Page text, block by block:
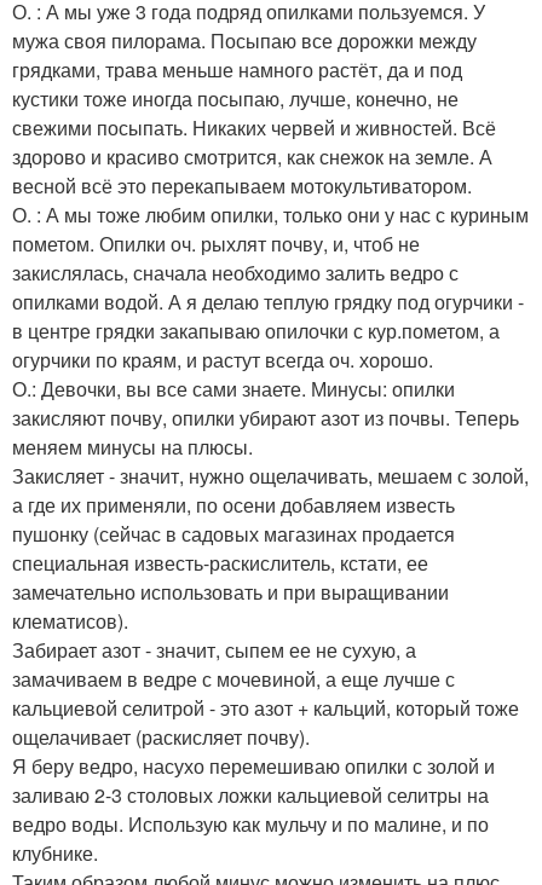
О. : А мы уже 3 года подряд опилками пользуемся. У
мужа своя пилорама. Посыпаю все дорожки между
грядками, трава меньше намного растёт, да и под
кустики тоже иногда посыпаю, лучше, конечно, не
свежими посыпать. Никаких червей и живностей. Всё
здорово и красиво смотрится, как снежок на земле. А
весной всё это перекапываем мотокультиватором.
О. : А мы тоже любим опилки, только они у нас с куриным
пометом. Опилки оч. рыхлят почву, и, чтоб не
закислялась, сначала необходимо залить ведро с
опилками водой. А я делаю теплую грядку под огурчики -
в центре грядки закапываю опилочки с кур.пометом, а
огурчики по краям, и растут всегда оч. хорошо.
О.: Девочки, вы все сами знаете. Минусы: опилки
закисляют почву, опилки убирают азот из почвы. Теперь
меняем минусы на плюсы.
Закисляет - значит, нужно ощелачивать, мешаем с золой,
а где их применяли, по осени добавляем известь
пушонку (сейчас в садовых магазинах продается
специальная известь-раскислитель, кстати, ее
замечательно использовать и при выращивании
клематисов).
Забирает азот - значит, сыпем ее не сухую, а
замачиваем в ведре с мочевиной, а еще лучше с
кальциевой селитрой - это азот + кальций, который тоже
ощелачивает (раскисляет почву).
Я беру ведро, насухо перемешиваю опилки с золой и
заливаю 2-3 столовых ложки кальциевой селитры на
ведро воды. Использую как мульчу и по малине, и по
клубнике.